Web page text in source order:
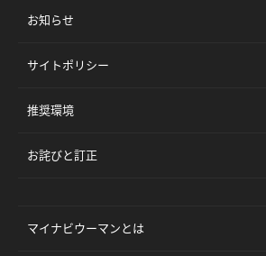
お知らせ
サイトポリシー
推奨環境
お詫びと訂正
マイナビウーマンとは